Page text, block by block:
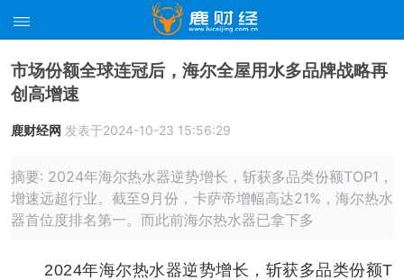
市场份额全球连冠后，海尔全屋用水多品牌战略再
创高增速
鹿财经网 发表于2024-10-23 15:56:29
摘要: 2024年海尔热水器逆势增长，斩获多品类份额TOP1，
增速远超行业。截至9月份，卡萨帝增幅高达21%，海尔热水
器首位度排名第一。而此前海尔热水器已拿下多
2024年海尔热水器逆势增长，斩获多品类份额T